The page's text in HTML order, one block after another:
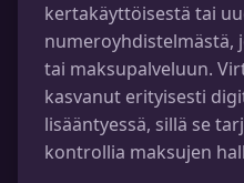
kertakäyttöisestä tai
numeroyhdistelmästä,
tai maksupalveluun.
kasvanut erityisesti
lisääntyessä, sillä se
kontrollia maksujen